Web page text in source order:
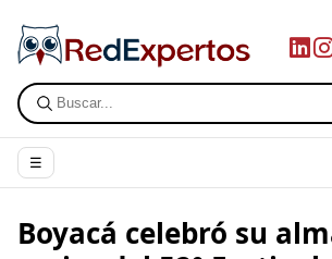
☰
Boyacá celebró su